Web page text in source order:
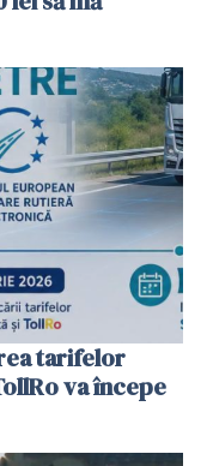
tarifelor
va începe